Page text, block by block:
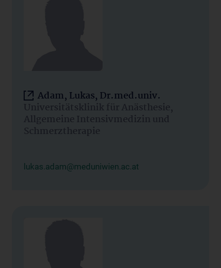
Adam, Lukas, Dr.med.univ.
Universitätsklinik für Anästhesie,
Allgemeine Intensivmedizin und
Schmerztherapie
lukas.adam@meduniwien.ac.at